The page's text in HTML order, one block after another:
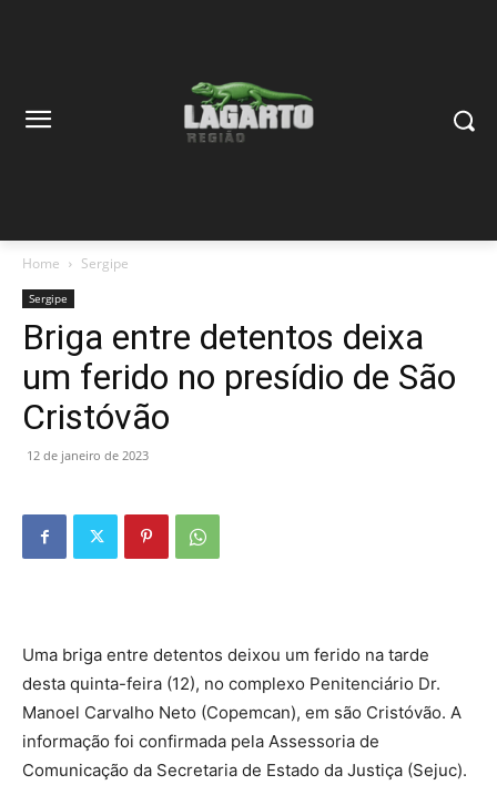
Home Sergipe
Sergipe
Briga entre detentos deixa
um ferido no presídio de São
Cristóvão
12 de janeiro de 2023
Uma briga entre detentos deixou um ferido na tarde
desta quinta-feira (12), no complexo Penitenciário Dr.
Manoel Carvalho Neto (Copemcan), em são Cristóvão. A
informação foi confirmada pela Assessoria de
Comunicação da Secretaria de Estado da Justiça (Sejuc).